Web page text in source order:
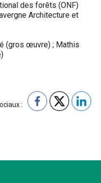
des forêts (ONF)
Architecture et
(gros œuvre) ; Mathis
: